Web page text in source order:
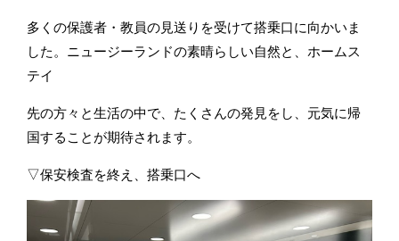
多くの保護者・教員の見送りを受けて搭乗口に向かいま
した。ニュージーランドの素晴らしい自然と、ホームス
テイ
先の方々と生活の中で、たくさんの発見をし、元気に帰
国することが期待されます。
▽保安検査を終え、搭乗口へ